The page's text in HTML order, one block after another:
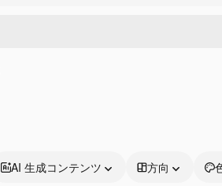
AI 生成コンテンツ 方向